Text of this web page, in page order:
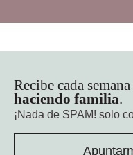
Recibe cada
haciendo familia.
¡Nada de SPAM! solo